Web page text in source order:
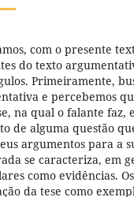
com o presente
do texto
Primeiramente,
e percebemos
na qual o falante faz,
de alguma questão
argumentos para a
se caracteriza, em
como evidências.
da tese como